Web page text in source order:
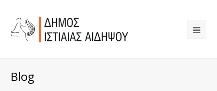
Blog